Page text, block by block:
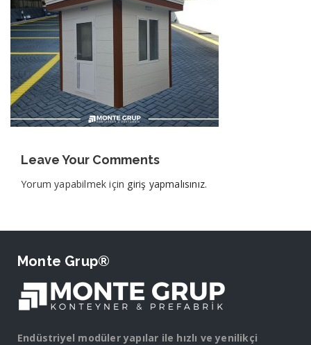
Leave Your Comments
Yorum yapabilmek için giriş yapmalısınız.
Monte Grup®
Endüstriyel modüler yapılar ile hızlı ve yenilikçi